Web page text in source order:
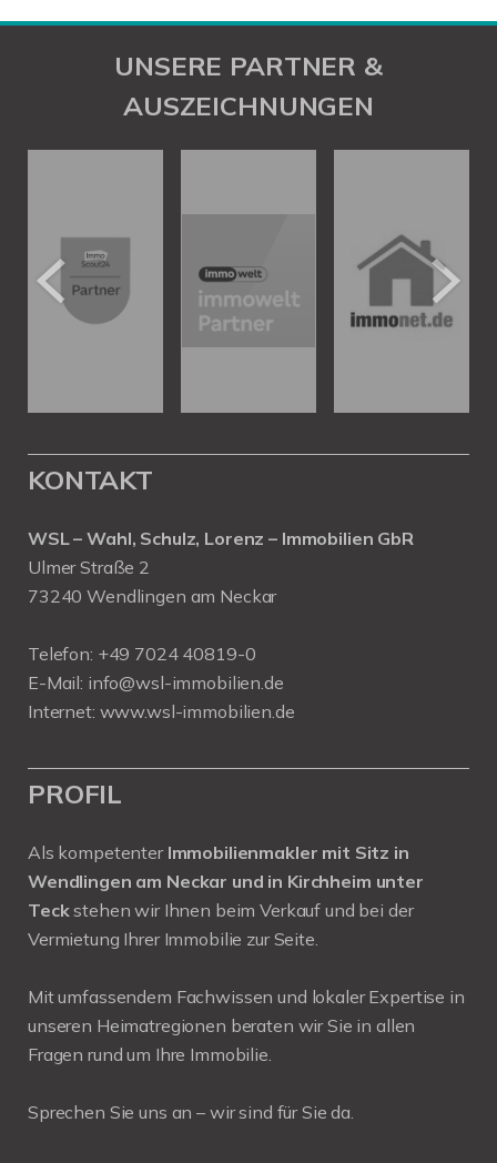
UNSERE PARTNER &
AUSZEICHNUNGEN
KONTAKT
WSL – Wahl, Schulz, Lorenz – Immobilien GbR
Ulmer Straße 2
73240 Wendlingen am Neckar
Telefon: +49 7024 40819-0
E-Mail: info@wsl-immobilien.de
Internet: www.wsl-immobilien.de
PROFIL
Als kompetenter Immobilienmakler mit Sitz in
Wendlingen am Neckar und in Kirchheim unter
Teckstehen wir Ihnen beim Verkauf und bei der
Vermietung Ihrer Immobilie zur Seite.
Mit umfassendem Fachwissen und lokaler Expertise in
unseren Heimatregionen beraten wir Sie in allen
Fragen rund um Ihre Immobilie.
Sprechen Sie uns an – wir sind für Sie da.